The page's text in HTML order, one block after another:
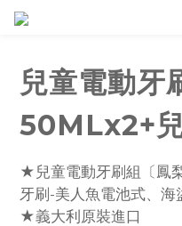
兒童電動牙
50MLx2+
★兒童電動牙刷組〔鳳
牙刷-美人魚電池式、海
★義大利原裝進口